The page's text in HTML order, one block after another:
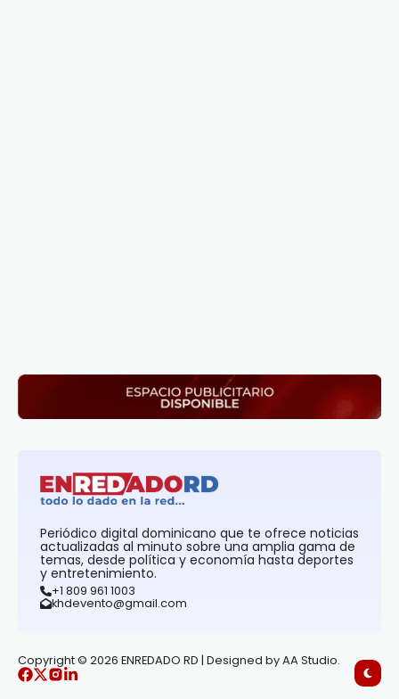
Periódico digital dominicano que te ofrece noticias
actualizadas al minuto sobre una amplia gama de
temas, desde política y economía hasta deportes
y entretenimiento.
+1 809 961 1003
khdevento@gmail.com
Copyright © 2026 ENREDADO RD | Designed by AA Studio.